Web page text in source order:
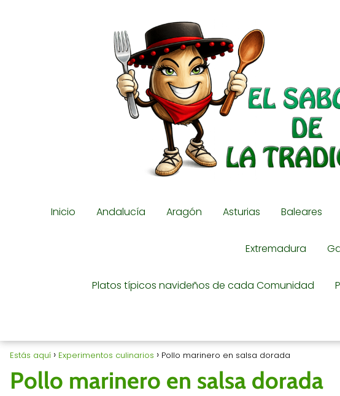
Inicio Andalucía Aragón Asturias Baleares
Extremadura
Platos típicos navideños de cada Comunidad
Estás aquí Experimentos culinarios Pollo marinero en salsa dorada
Pollo marinero en salsa dorada